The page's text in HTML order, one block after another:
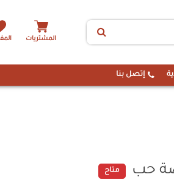
المشتريات
إتصل بنا
حب متاح